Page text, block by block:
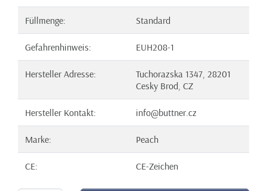
Füllmenge: Standard
Gefahrenhinweis: EUH208-1
Hersteller Adresse:
Tuchorazska 1347, 28201
Cesky Brod, CZ
Hersteller Kontakt: info@buttner.cz
Marke: Peach
CE: CE-Zeichen